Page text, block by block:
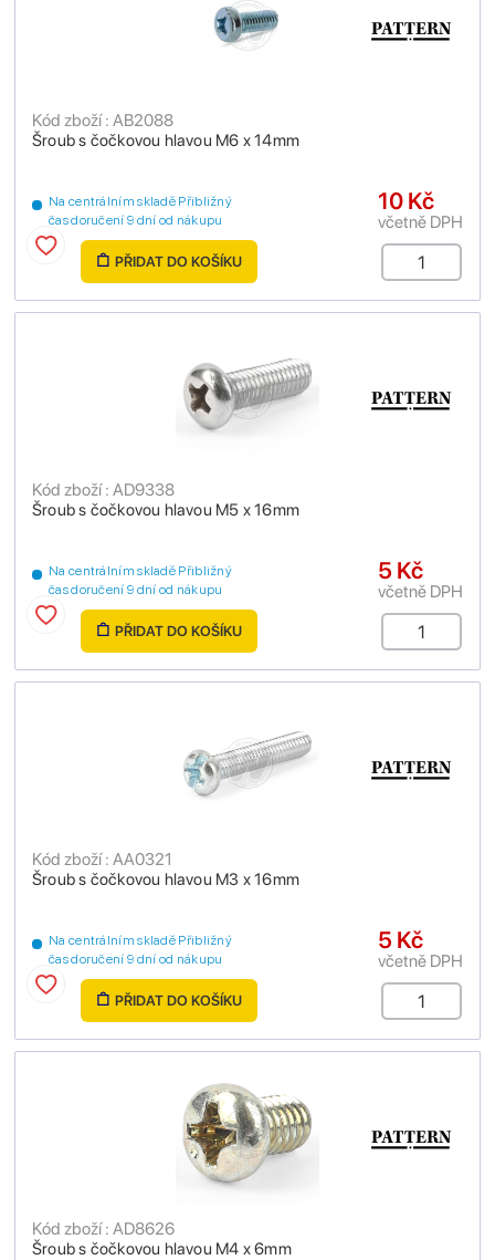
Šroub s čočkovou hlavou M6 x 14mm
Kód zboží : AB2088
Na centrálním skladě Přibližný
čas doručení 9 dní od nákupu
10 Kč
včetně DPH
PŘIDAT DO KOŠÍKU
Šroub s čočkovou hlavou M5 x 16mm
Kód zboží : AD9338
Na centrálním skladě Přibližný
čas doručení 9 dní od nákupu
5 Kč
včetně DPH
PŘIDAT DO KOŠÍKU
Šroub s čočkovou hlavou M3 x 16mm
Kód zboží : AA0321
Na centrálním skladě Přibližný
čas doručení 9 dní od nákupu
5 Kč
včetně DPH
PŘIDAT DO KOŠÍKU
Šroub s čočkovou hlavou M4 x 6mm
Kód zboží : AD8626